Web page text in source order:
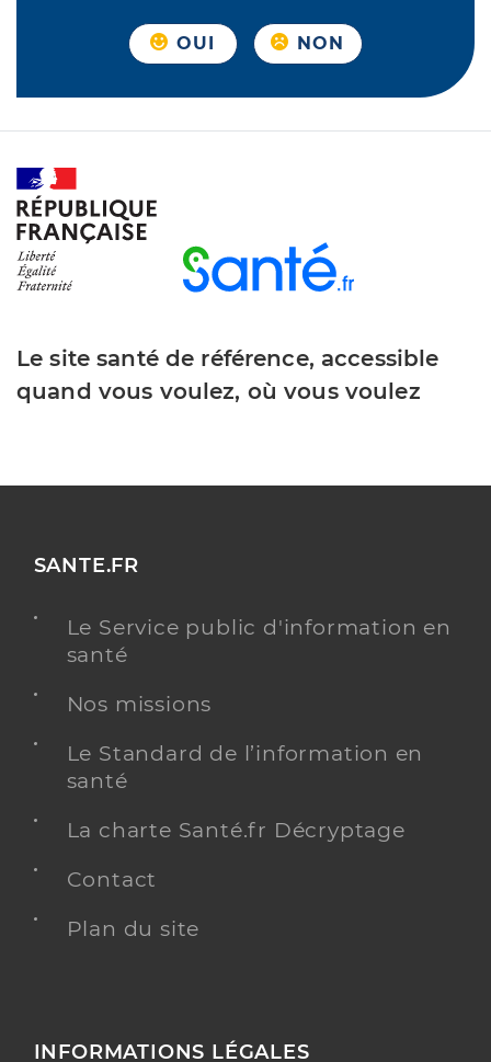
OUI NON
Le site santé de référence, accessible
quand vous voulez, où vous voulez
SANTE.FR
Le Service public d'information en
santé
Nos missions
Le Standard de l’information en
santé
La charte Santé.fr Décryptage
Contact
Plan du site
INFORMATIONS LÉGALES